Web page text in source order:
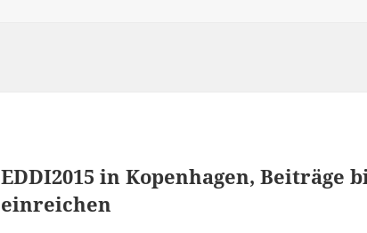
EDDI2015 in Kopenhagen, Beiträge
einreichen